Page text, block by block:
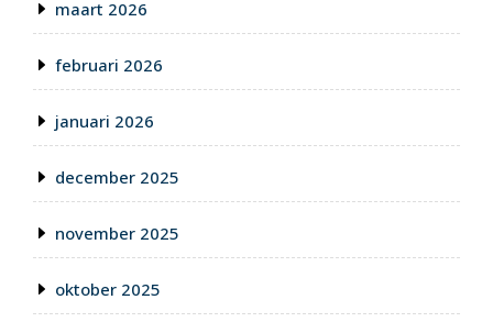
maart 2026
februari 2026
januari 2026
december 2025
november 2025
oktober 2025